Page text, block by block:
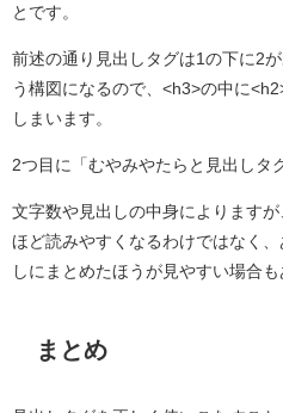
とです。
前述の通り見出しタグは1の下に2
う構図になるので、<h3>の中に
しまいます。
2つ目に「むやみやたらと見出しタ
文字数や見出しの中身によります
ほど読みやすくなるわけではなく
しにまとめたほうが見やすい場合も
まとめ